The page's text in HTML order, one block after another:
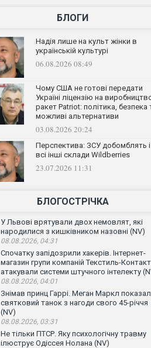
БЛОГИ
Надія лише на культ жінки в
українській культурі
06.08.2026 08:49
Чому США не готові передати
Україні ліцензію на
ракет Patriot: політика, безпека
можливі альтернативи
03.08.2026 20:24
Перспектива: ЗСУ добомблять і
всі інші склади Wildberries
23.07.2026 11:31
БЛОГОСТРІЧКА
У Львові врятували двох немовлят, які
народилися з кишківником назовні (NV)
08.08.2026, 04:31
Спочатку запідозрили хакерів. Інтернет-
магазин групи компаній Текстиль-Контакт
атакували системи штучного інтелекту
08.08.2026, 04:01
Знімав принц Гаррі. Меган Маркл
святковий танок з нагоди свого 45-річчя
(NV)
08.08.2026, 03:31
Не тільки ПТСР. Яку психологічну травму
ілюструє Одіссея Нолана (NV)